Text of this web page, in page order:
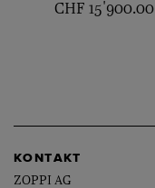
CHF 15'900.00
KONTAKT
ZOPPI AG